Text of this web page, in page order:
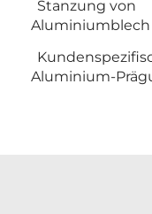
Stanzung von
Aluminiumblech
Aluminium-